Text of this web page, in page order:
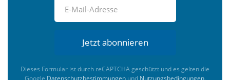
Jetzt abonnieren
Dieses Formular ist durch reCAPTCHA geschützt und es gelten die
Google Datenschutzbestimmungenund Nutzungsbedingungen.